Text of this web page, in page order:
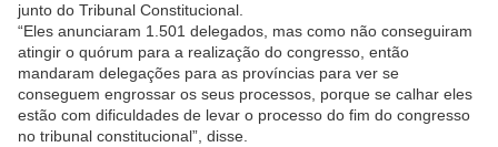
junto do Tribunal Constitucional.
“Eles anunciaram 1.501 delegados, mas como não conseguiram
atingir o quórum para a realização do congresso, então
mandaram delegações para as províncias para ver se
conseguem engrossar os seus processos, porque se calhar eles
estão com dificuldades de levar o processo do fim do congresso
no tribunal constitucional”, disse.